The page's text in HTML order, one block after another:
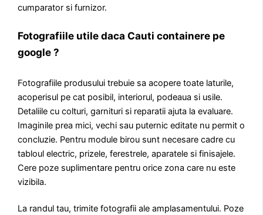
cumparator si furnizor.
Fotografiile utile daca Cauti containere pe
google ?
Fotografiile produsului trebuie sa acopere toate laturile,
acoperisul pe cat posibil, interiorul, podeaua si usile.
Detaliile cu colturi, garnituri si reparatii ajuta la evaluare.
Imaginile prea mici, vechi sau puternic editate nu permit o
concluzie. Pentru module birou sunt necesare cadre cu
tabloul electric, prizele, ferestrele, aparatele si finisajele.
Cere poze suplimentare pentru orice zona care nu este
vizibila.
La randul tau, trimite fotografii ale amplasamentului. Poze